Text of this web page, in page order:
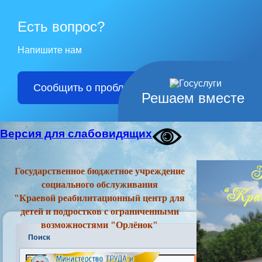
Решаем вместе
Есть вопрос?
Напишите нам
Сообщить о проблеме
Версия для слабовидящих
Государственное бюджетное учреждение
социального обслуживания
"Краевой реабилитационный центр для
детей и подростков с ограниченными
возможностями "Орлёнок"
Поиск